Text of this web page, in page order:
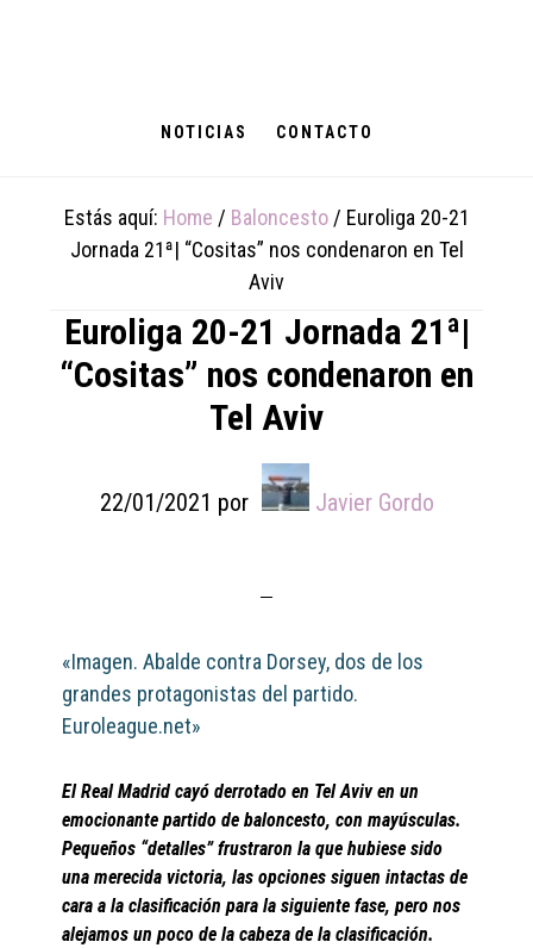
NOTICIAS CONTACTO
Estás aquí: Home / Baloncesto / Euroliga 20-21
Jornada 21ª| “Cositas” nos condenaron en Tel
Aviv
Euroliga 20-21 Jornada 21ª|
“Cositas” nos condenaron en
Tel Aviv
22/01/2021 por Javier Gordo
«Imagen. Abalde contra Dorsey, dos de los
grandes protagonistas del partido.
Euroleague.net»
El Real Madrid cayó derrotado en Tel Aviv en un
emocionante partido de baloncesto, con mayúsculas.
Pequeños “detalles” frustraron la que hubiese sido
una merecida victoria, las opciones siguen intactas de
cara a la clasificación para la siguiente fase, pero nos
alejamos un poco de la cabeza de la clasificación.